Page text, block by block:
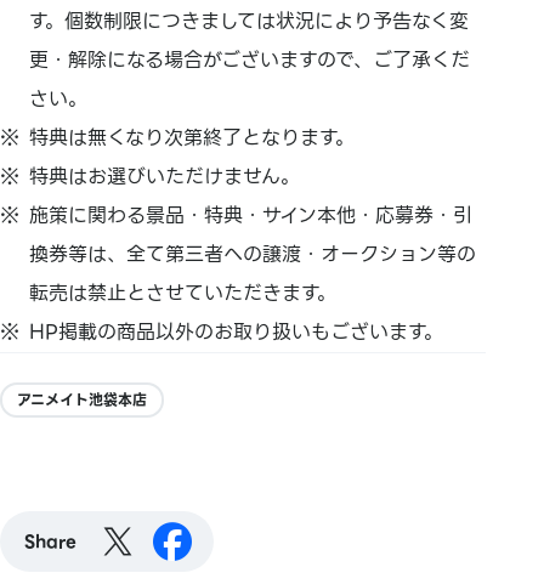
す。個数制限につきましては状況により予告なく変
更・解除になる場合がございますので、ご了承くだ
さい。
特典は無くなり次第終了となります。
特典はお選びいただけません。
施策に関わる景品・特典・サイン本他・応募券・引
換券等は、全て第三者への譲渡・オークション等の
転売は禁止とさせていただきます。
HP掲載の商品以外のお取り扱いもございます。
アニメイト池袋本店
Share